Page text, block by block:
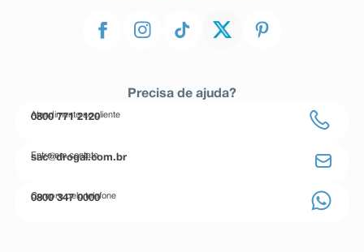
Precisa de ajuda?
Atendimento ao cliente
0800 771 2120
Entre em contato
sac@drogal.com.br
Compre pelo telefone
0800 347 0000